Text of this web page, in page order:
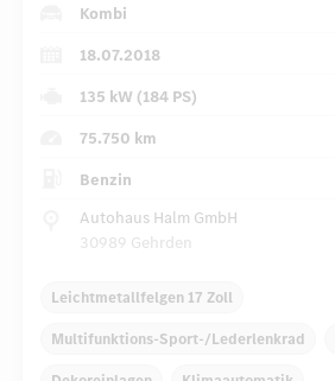
Kombi
18.07.2018
135 kW (184 PS)
75.750 km
Benzin
Autohaus Halm GmbH
30989 Gehrden
Leichtmetallfelgen 17 Zoll
Multifunktions-Sport-/Lederlenkrad